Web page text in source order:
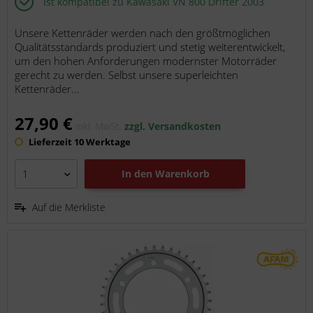
Unsere Kettenräder werden nach den größtmöglichen
Qualitätsstandards produziert und stetig weiterentwickelt,
um den hohen Anforderungen modernster Motorräder
gerecht zu werden. Selbst unsere superleichten
Kettenräder...
27,90 € inkl. MwSt.zzgl. Versandkosten
Lieferzeit 10 Werktage
In den Warenkorb
Auf die Merkliste